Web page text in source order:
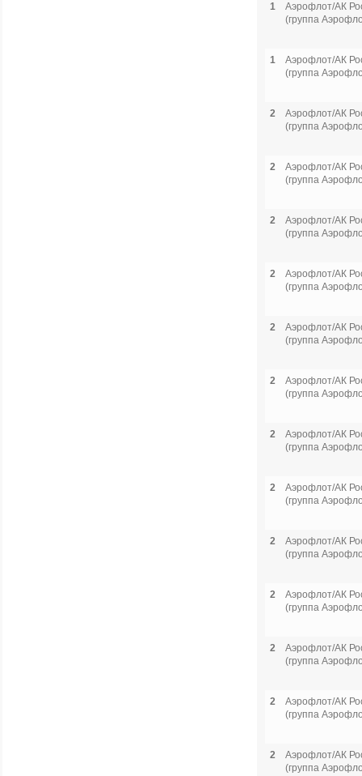
1
Аэрофлот/АК
(группа
1
Аэрофлот/АК
(группа
2
Аэрофлот/АК
(группа
2
Аэрофлот/АК
(группа
2
Аэрофлот/АК
(группа
2
Аэрофлот/АК
(группа
2
Аэрофлот/АК
(группа
2
Аэрофлот/АК
(группа
2
Аэрофлот/АК
(группа
2
Аэрофлот/АК
(группа
2
Аэрофлот/АК
(группа
2
Аэрофлот/АК
(группа
2
Аэрофлот/АК
(группа
2
Аэрофлот/АК
(группа
2
Аэрофлот/АК
(группа